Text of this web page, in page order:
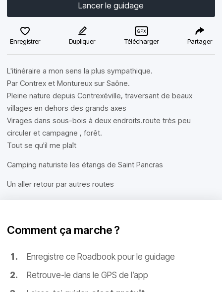
Lancer le guidage
Enregistrer Dupliquer Télécharger Partager
L'itinéraire a mon sens la plus sympathique.
Par Contrex et Montureux sur Saône.
Pleine nature depuis Contrexéville, traversant de beaux
villages en dehors des grands axes
Virages dans sous-bois à deux endroits.route très peu
circuler et campagne , forêt.
Tout se qu'il me plaît
Camping naturiste les étangs de Saint Pancras
Un aller retour par autres routes
Comment ça marche ?
Enregistre ce Roadbook pour le guidage
Retrouve-le dans le GPS de l’app